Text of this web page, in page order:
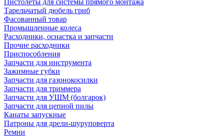
Пистолеты для системы прямого монтажа
Тарельчатый дюбель гриб
Фасованный товар
Промышленные колеса
Расходники, оснастка и запчасти
Прочие расходники
Приспособления
Запчасти для инструмента
Зажимные губки
Запчасти для газонокосилки
Запчасти для триммера
Запчасти для УШМ (болгарок)
Запчасти для цепной пилы
Канаты запускные
Патроны для дрели-шуруповерта
Ремни